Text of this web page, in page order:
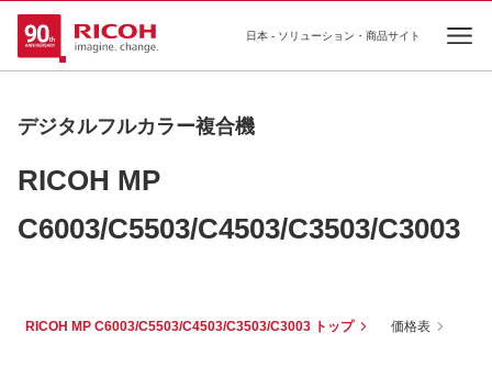
日本 - ソリューション・商品サイト
デジタルフルカラー複合機
RICOH MP
C6003/C5503/C4503/C3503/C3003
RICOH MP C6003/C5503/C4503/C3503/C3003 トップ 価格表